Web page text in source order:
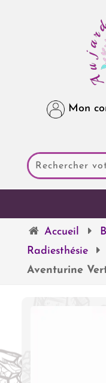
Mon
Accueil
Radiesthésie
Aventurine